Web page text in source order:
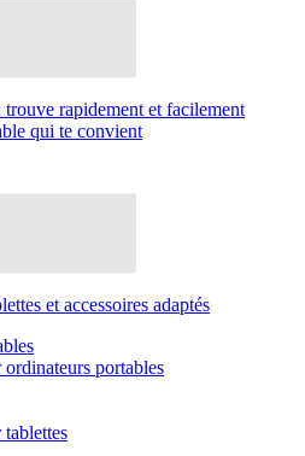
rapidement et facilement
qui te convient
et accessoires adaptés
portables
tablettes